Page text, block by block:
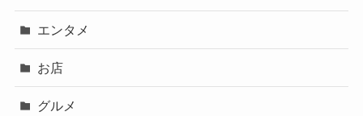
エンタメ
お店
グルメ